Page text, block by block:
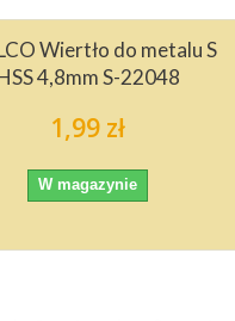
Wiertło do metalu S
4,8mm S-22048
1,99 zł
W magazynie